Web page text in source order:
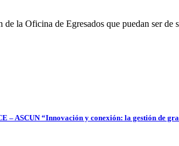
la Oficina de Egresados que puedan ser de
ASCUN “Innovación y conexión: la gestión de